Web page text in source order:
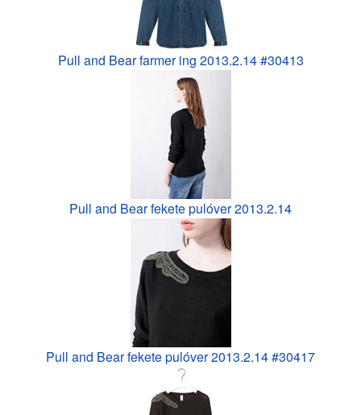
Pull and Bear farmer ing 2013.2.14 #30413
Pull and Bear fekete pulóver 2013.2.14
Pull and Bear fekete pulóver 2013.2.14 #30417